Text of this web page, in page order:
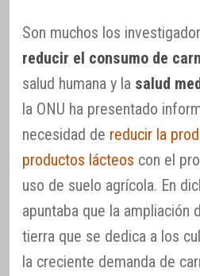
Son muchos los
reducir el consumo de
salud humana y la salud
la ONU ha presentado
necesidad de reducir la
productos lácteos con el
uso de suelo agrícola. En
apuntaba que la ampliación
tierra que se dedica a los
la creciente demanda de